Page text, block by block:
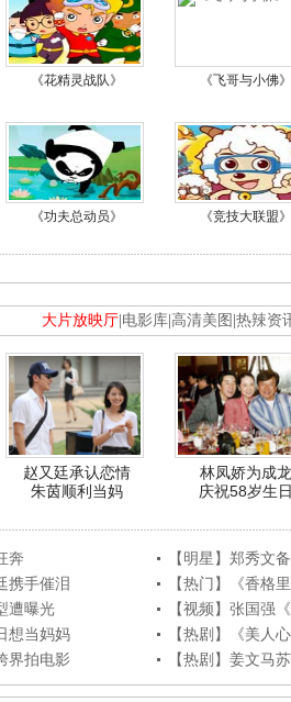
《花精灵战队》 《飞哥与小佛》
《功夫总动员》 《竞技大联盟》
大片放映厅 电影库 高清美图 热辣资
赵又廷承认恋情
朱茵顺利当妈
林凤娇为成龙
庆祝58岁生
奔
【明星】郑秀文
携手催泪
【热门】《香格
遭曝光
【视频】张国强
想当妈妈
【热剧】《美人
界拍电影
【热剧】姜文马